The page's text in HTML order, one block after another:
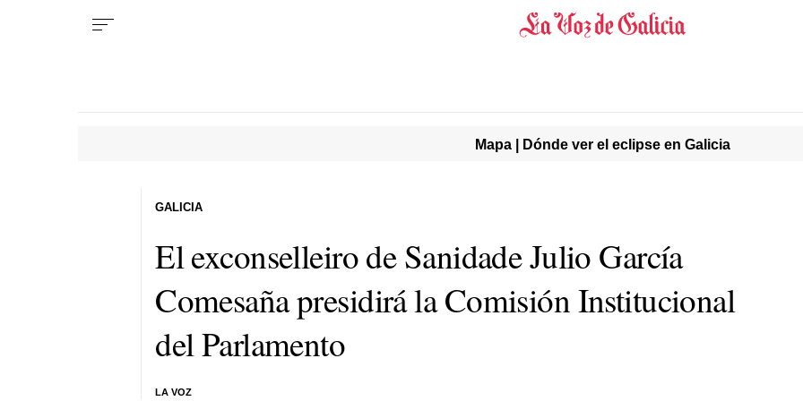
Mapa | Dónde ver el eclipse en Galicia
El exconselleiro de Sanidade Julio García
Comesaña presidirá la Comisión Institucional
del Parlamento
LA VOZ
GALICIA